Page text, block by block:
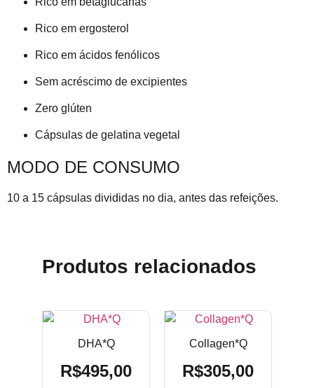
Rico em ergosterol
Rico em ácidos fenólicos
Sem acréscimo de excipientes
Zero glúten
Cápsulas de gelatina vegetal
MODO DE CONSUMO
10 a 15 cápsulas divididas no dia, antes das refeições.
Produtos relacionados
DHA*Q
R$495,00
Collagen*Q
R$305,00